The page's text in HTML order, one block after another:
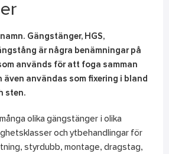
Gängstänger, HGS,
är några benämningar på
används för att foga samman
även användas som fixering i bland
sten.
olika gängstänger i olika
och ytbehandlingar för
styrdubb, montage, dragstag,